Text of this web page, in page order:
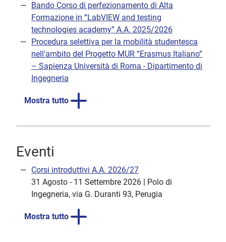
Bando Corso di perfezionamento di Alta
Formazione in “LabVIEW and testing
technologies academy” A.A. 2025/2026
Procedura selettiva per la mobilità studentesca
nell'ambito del Progetto MUR “Erasmus Italiano”
– Sapienza Università di Roma - Dipartimento di
Ingegneria
Mostra tutto
Eventi
Corsi introduttivi A.A. 2026/27
31 Agosto - 11 Settembre 2026 | Polo di
Ingegneria, via G. Duranti 93, Perugia
Mostra tutto